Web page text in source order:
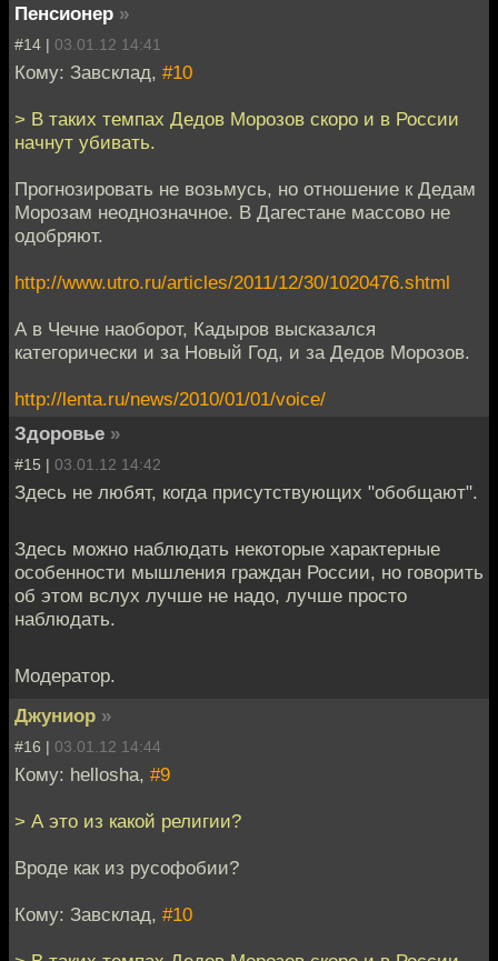
Пенсионер »
#14 | 03.01.12 14:41
Кому: Завсклад, #10
> В таких темпах Дедов Морозов скоро и в России
начнут убивать.
Прогнозировать не возьмусь, но отношение к Дедам
Морозам неоднозначное. В Дагестане массово не
одобряют.
http://www.utro.ru/articles/2011/12/30/1020476.shtml
А в Чечне наоборот, Кадыров высказался
категорически и за Новый Год, и за Дедов Морозов.
http://lenta.ru/news/2010/01/01/voice/
Здоровье »
#15 | 03.01.12 14:42
Здесь не любят, когда присутствующих "обобщают".
Здесь можно наблюдать некоторые характерные
особенности мышления граждан России, но говорить
об этом вслух лучше не надо, лучше просто
наблюдать.
Модератор.
Джуниор »
#16 | 03.01.12 14:44
Кому: hellosha, #9
> А это из какой религии?
Вроде как из русофобии?
Кому: Завсклад, #10